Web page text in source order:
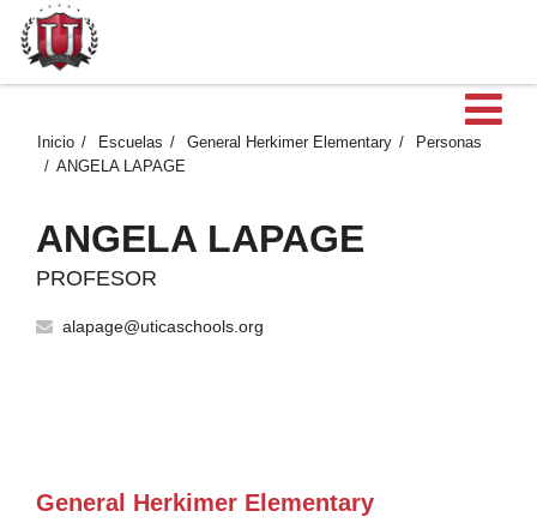
Inicio Escuelas General Herkimer Elementary
Personas
ANGELA LAPAGE
ANGELA LAPAGE
PROFESOR
alapage@uticaschools.org
General Herkimer Elementary